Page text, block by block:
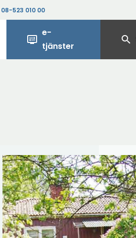
08-523 010 00
display_settings
e-
tjänster
search